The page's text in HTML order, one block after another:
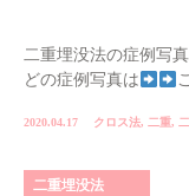
二重埋没法の症例写
どの症例写真は
2020.04.17 クロス法, 二重,
二重埋没法